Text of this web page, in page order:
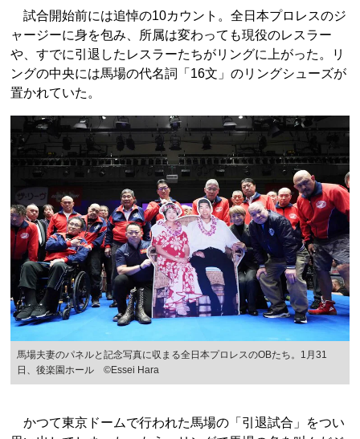
試合開始前には追悼の10カウント。全日本プロレスのジ
ャージーに身を包み、所属は変わっても現役のレスラー
や、すでに引退したレスラーたちがリングに上がった。リ
ングの中央には馬場の代名詞「16文」のリングシューズが
置かれていた。
馬場夫妻のパネルと記念写真に収まる全日本プロレスのOBたち。1月31
日、後楽園ホール ©Essei Hara
かつて東京ドームで行われた馬場の「引退試合」をつい